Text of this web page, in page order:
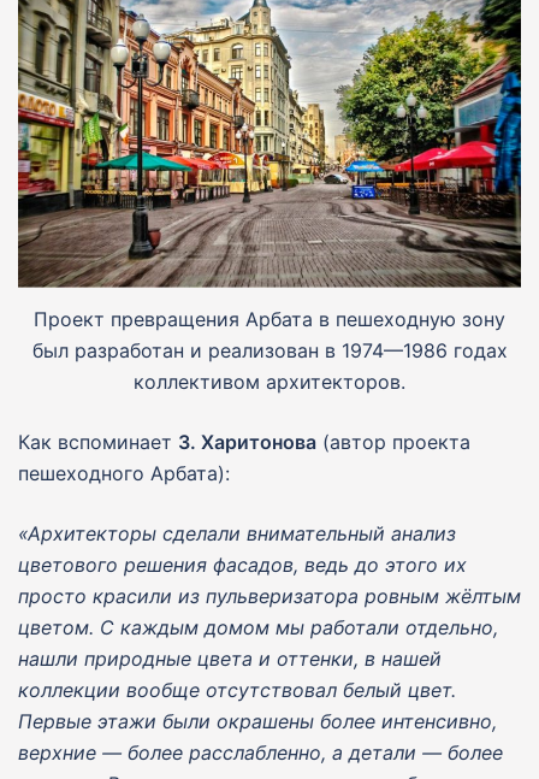
Проект превращения Арбата в пешеходную зону
был разработан и реализован в 1974—1986 годах
коллективом архитекторов.
Как вспоминает З. Харитонова (автор проекта
пешеходного Арбата):
«Архитекторы сделали внимательный анализ
цветового решения фасадов, ведь до этого их
просто красили из пульверизатора ровным жёлтым
цветом. С каждым домом мы работали отдельно,
нашли природные цвета и оттенки, в нашей
коллекции вообще отсутствовал белый цвет.
Первые этажи были окрашены более интенсивно,
верхние — более расслабленно, а детали — более